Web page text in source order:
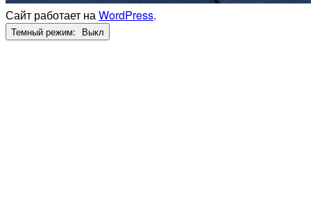
Сайт работает наWordPress.
Темный режим: